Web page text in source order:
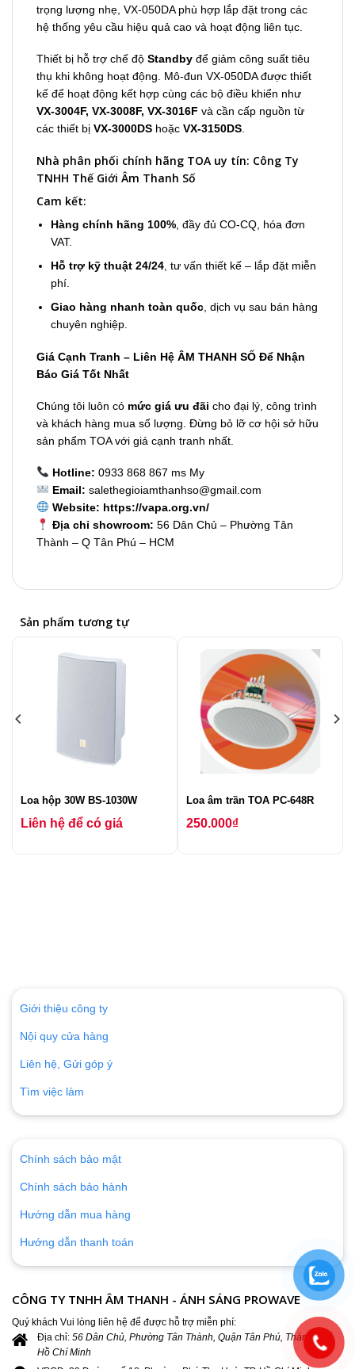
trọng lượng nhẹ, VX-050DA phù hợp lắp đặt trong các
hệ thống yêu cầu hiệu quả cao và hoạt động liên tục.
Thiết bị hỗ trợ chế độ Standby để giảm công suất tiêu
thụ khi không hoạt động. Mô-đun VX-050DA được thiết
kế để hoạt động kết hợp cùng các bộ điều khiển như
VX-3004F, VX-3008F, VX-3016F và cần cấp nguồn từ
các thiết bị VX-3000DS hoặc VX-3150DS.
Nhà phân phối chính hãng TOA uy tín: Công Ty
TNHH Thế Giới Âm Thanh Số
Cam kết:
Hàng chính hãng 100% , đầy đủ CO-CQ, hóa đơn
VAT.
Hỗ trợ kỹ thuật 24/24 , tư vấn thiết kế – lắp đặt miễn
phí.
Giao hàng nhanh toàn quốc, dịch vụ sau bán hàng
chuyên nghiệp.
Giá Cạnh Tranh – Liên Hệ ÂM THANH SỐ Để Nhận
Báo Giá Tốt Nhất
Chúng tôi luôn có mức giá ưu đãi cho đại lý, công trình
và khách hàng mua số lượng. Đừng bỏ lỡ cơ hội sở hữu
sản phẩm TOA với giá cạnh tranh nhất.
Hotline: 0933 868 867 ms My
Email: salethegioiamthanhso@gmail.com
Website: https://vapa.org.vn/
Địa chỉ showroom: 56 Dân Chủ – Phường Tân
Thành – Q Tân Phú – HCM
Sản phẩm tương tự
Loa hộp 30W BS-1030W
Liên hệ để có giá
Loa âm trần TOA PC-648R
250.000₫
Giới thiệu công ty
Nội quy cửa hàng
Liên hệ, Gửi góp ý
Tìm việc làm
Chính sách bảo mật
Chính sách bảo hành
Hướng dẫn mua hàng
Hướng dẫn thanh toán
CÔNG TY TNHH ÂM THANH - ÁNH SÁNG PROWAVE
Quý khách Vui lòng liên hệ để được hỗ trợ miễn phí:
Địa chỉ: 56 Dân Chủ, Phường Tân Thành, Quận Tân Phú, Thành phố
Hồ Chí Minh